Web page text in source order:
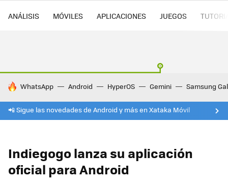
ANÁLISIS MÓVILES APLICACIONES JUEGOS
HOY SE HABLA DE
WhatsApp Android HyperOS Gemini Samsung
📲 Sigue las novedades de Android y más en Xataka Móvil
Indiegogo lanza su aplicación
oficial para Android